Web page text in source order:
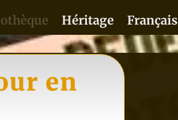
Héritage Français
en